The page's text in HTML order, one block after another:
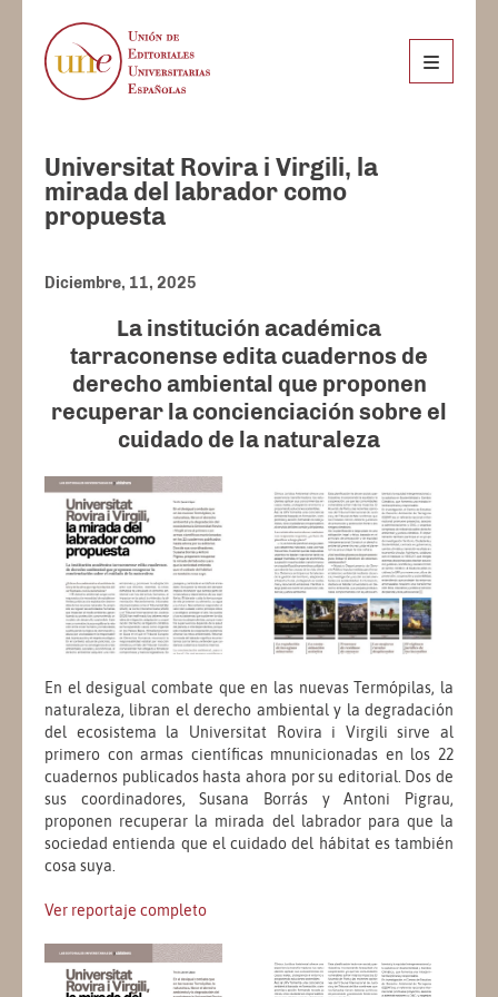
Universitat Rovira i Virgili, la
mirada del labrador como
propuesta
Diciembre, 11, 2025
La institución académica
tarraconense edita cuadernos de
derecho ambiental que proponen
recuperar la concienciación sobre el
cuidado de la naturaleza
En el desigual combate que en las nuevas Termópilas, la
naturaleza, libran el derecho ambiental y la degradación
del ecosistema la Universitat Rovira i Virgili sirve al
primero con armas científicas mnunicionadas en los 22
cuadernos publicados hasta ahora por su editorial. Dos de
sus coordinadores, Susana Borrás y Antoni Pigrau,
proponen recuperar la mirada del labrador para que la
sociedad entienda que el cuidado del hábitat es también
cosa suya.
Ver reportaje completo